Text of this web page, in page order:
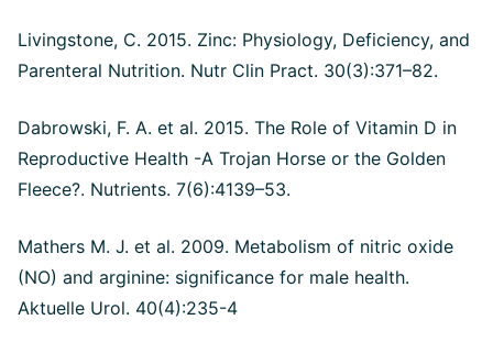
Livingstone, C. 2015. Zinc: Physiology, Deficiency, and
Parenteral Nutrition. Nutr Clin Pract. 30(3):371–82.
Dabrowski, F. A. et al. 2015. The Role of Vitamin D in
Reproductive Health -A Trojan Horse or the Golden
Fleece?. Nutrients. 7(6):4139–53.
Mathers M. J. et al. 2009. Metabolism of nitric oxide
(NO) and arginine: significance for male health.
Aktuelle Urol. 40(4):235-4